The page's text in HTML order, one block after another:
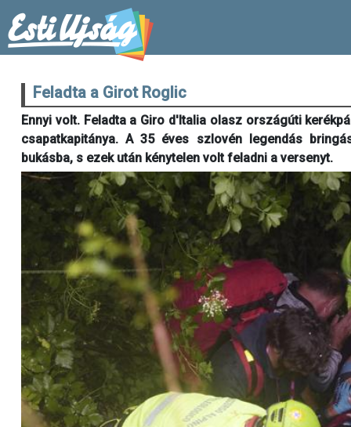
Feladta a Girot Roglic
Ennyi volt. Feladta a Giro d'Italia olasz országúti
csapatkapitánya. A 35 éves szlovén legendás
bukásba, s ezek után kénytelen volt feladni a versenyt.